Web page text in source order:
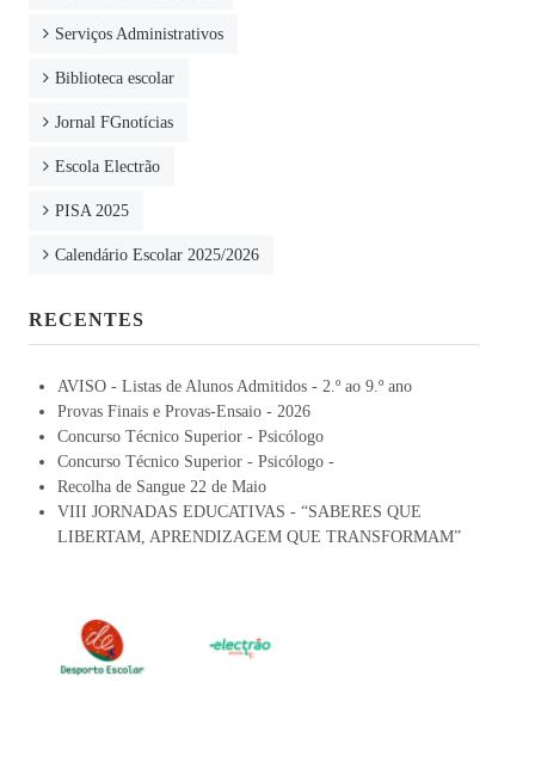
Serviços Administrativos
Biblioteca escolar
Jornal FGnotícias
Escola Electrão
PISA 2025
Calendário Escolar 2025/2026
RECENTES
AVISO - Listas de Alunos Admitidos - 2.º ao 9.º ano
Provas Finais e Provas-Ensaio - 2026
Concurso Técnico Superior - Psicólogo
Concurso Técnico Superior - Psicólogo -
Recolha de Sangue 22 de Maio
VIII JORNADAS EDUCATIVAS - “SABERES QUE
LIBERTAM, APRENDIZAGEM QUE TRANSFORMAM”